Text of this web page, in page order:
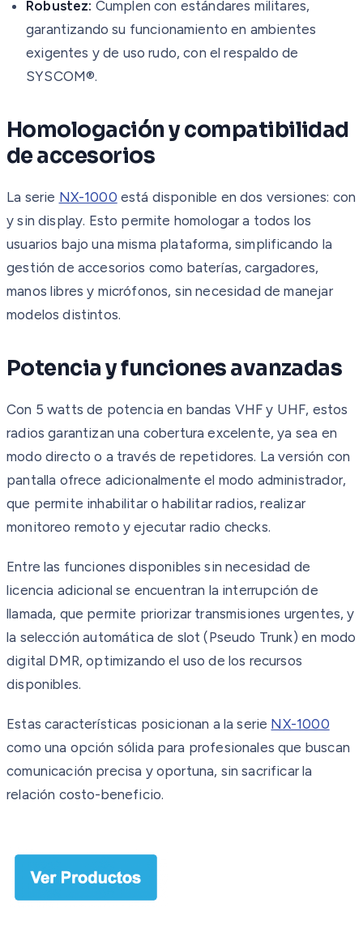
Robustez: Cumplen con estándares militares,
garantizando su funcionamiento en ambientes
exigentes y de uso rudo, con el respaldo de
SYSCOM®.
Homologación y compatibilidad
de accesorios
La serie NX-1000 está disponible en dos versiones: con
y sin display. Esto permite homologar a todos los
usuarios bajo una misma plataforma, simplificando la
gestión de accesorios como baterías, cargadores,
manos libres y micrófonos, sin necesidad de manejar
modelos distintos.
Potencia y funciones avanzadas
Con 5 watts de potencia en bandas VHF y UHF, estos
radios garantizan una cobertura excelente, ya sea en
modo directo o a través de repetidores. La versión con
pantalla ofrece adicionalmente el modo administrador,
que permite inhabilitar o habilitar radios, realizar
monitoreo remoto y ejecutar radio checks.
Entre las funciones disponibles sin necesidad de
licencia adicional se encuentran la interrupción de
llamada, que permite priorizar transmisiones urgentes, y
la selección automática de slot (Pseudo Trunk) en modo
digital DMR, optimizando el uso de los recursos
disponibles.
Estas características posicionan a la serie NX-1000
como una opción sólida para profesionales que buscan
comunicación precisa y oportuna, sin sacrificar la
relación costo-beneficio.